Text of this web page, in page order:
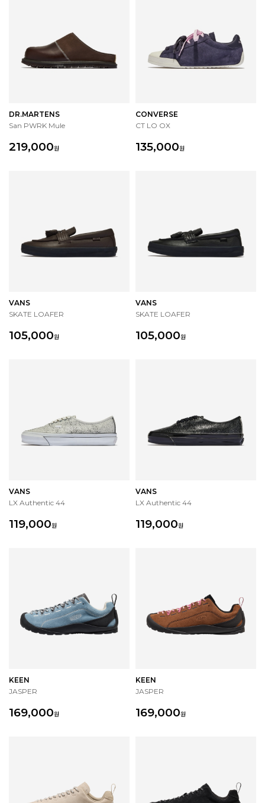
DR.MARTENS
San PWRK Mule
219,000원
CONVERSE
CT LO OX
135,000원
VANS
SKATE LOAFER
105,000원
VANS
SKATE LOAFER
105,000원
VANS
LX Authentic 44
119,000원
VANS
LX Authentic 44
119,000원
KEEN
JASPER
169,000원
KEEN
JASPER
169,000원